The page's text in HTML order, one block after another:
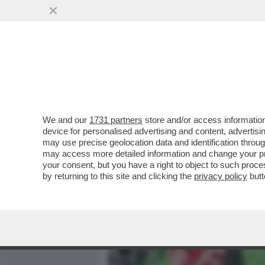
A POCHI GIORNI DAL 25
DIRETTO DA
VAI ALL'ARTICOLO
We and our 1731 partners store and/or access
device for personalised advertising and content,
may use precise geolocation data and identification
may access more detailed information and change your
your consent, but you have a right to object to such
by returning to this site and clicking the privacy policy